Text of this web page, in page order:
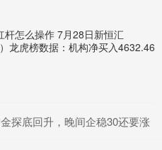
杆怎么操作 7月28日新恒汇
）龙虎榜数据：机构净买入4632.46
探底回升，晚间企稳30还要涨